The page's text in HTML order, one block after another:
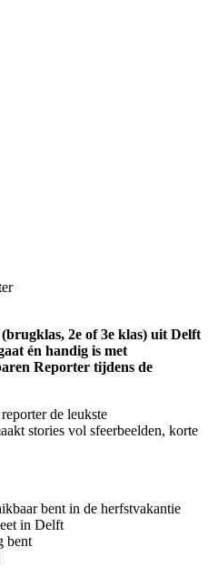
2e of 3e klas) uit Delft
én handig is met
Reporter tijdens de
de leukste
stories vol sfeerbeelden, korte
bent in de herfstvakantie
in Delft
bent